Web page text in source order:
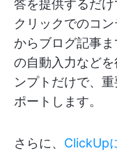
答を提供するだ
クリックでのコ
からブログ記事
の自動入力など
ンプトだけで、
ポートします。
さらに、 ClickUp